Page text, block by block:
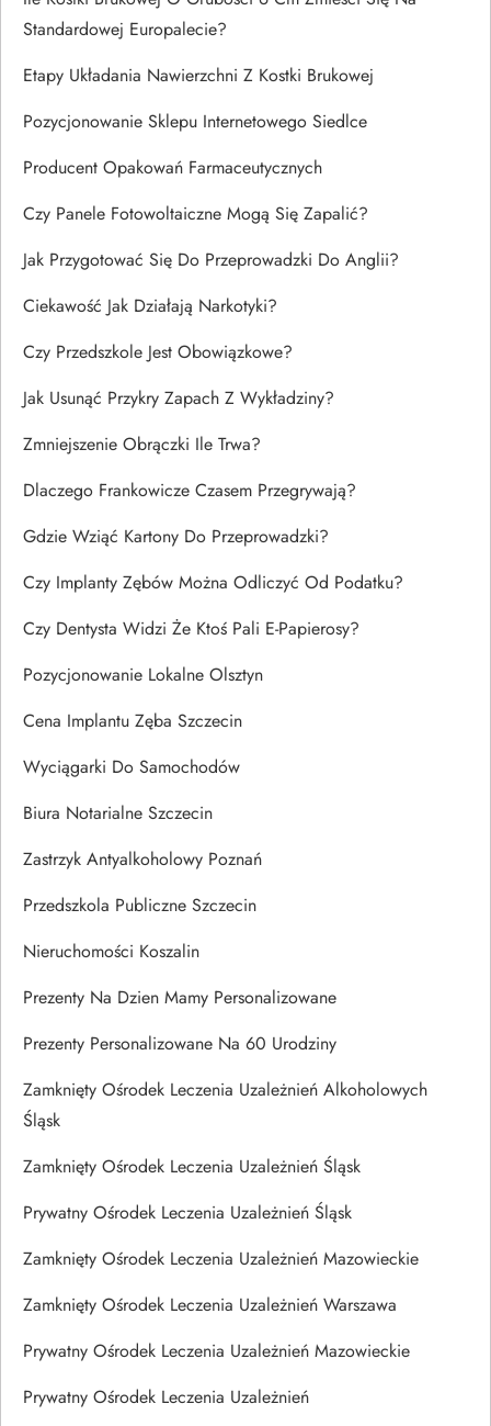
Standardowej Europalecie?
Etapy Układania Nawierzchni Z Kostki Brukowej
Pozycjonowanie Sklepu Internetowego Siedlce
Producent Opakowań Farmaceutycznych
Czy Panele Fotowoltaiczne Mogą Się Zapalić?
Jak Przygotować Się Do Przeprowadzki Do Anglii?
Ciekawość Jak Działają Narkotyki?
Czy Przedszkole Jest Obowiązkowe?
Jak Usunąć Przykry Zapach Z Wykładziny?
Zmniejszenie Obrączki Ile Trwa?
Dlaczego Frankowicze Czasem Przegrywają?
Gdzie Wziąć Kartony Do Przeprowadzki?
Czy Implanty Zębów Można Odliczyć Od Podatku?
Czy Dentysta Widzi Że Ktoś Pali E-Papierosy?
Pozycjonowanie Lokalne Olsztyn
Cena Implantu Zęba Szczecin
Wyciągarki Do Samochodów
Biura Notarialne Szczecin
Zastrzyk Antyalkoholowy Poznań
Przedszkola Publiczne Szczecin
Nieruchomości Koszalin
Prezenty Na Dzien Mamy Personalizowane
Prezenty Personalizowane Na 60 Urodziny
Zamknięty Ośrodek Leczenia Uzależnień Alkoholowych
Śląsk
Zamknięty Ośrodek Leczenia Uzależnień Śląsk
Prywatny Ośrodek Leczenia Uzależnień Śląsk
Zamknięty Ośrodek Leczenia Uzależnień Mazowieckie
Zamknięty Ośrodek Leczenia Uzależnień Warszawa
Prywatny Ośrodek Leczenia Uzależnień Mazowieckie
Prywatny Ośrodek Leczenia Uzależnień